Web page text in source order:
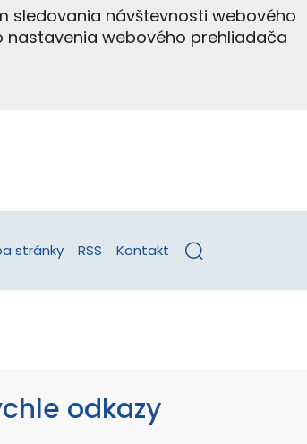
sledovania návštevnosti webového
nastavenia webového prehliadača
stránky RSS Kontakt
odkazy